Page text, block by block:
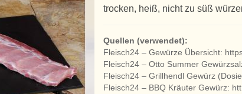
trocken, heiß, nicht zu süß
Quellen (verwendet):
Fleisch24 – Gewürze Übersicht:
Fleisch24 – Otto Summer
Fleisch24 – Grillhendl Gewürz
Fleisch24 – BBQ Kräuter Gewürz: